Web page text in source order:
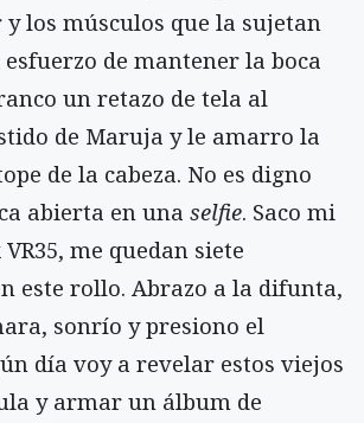
los músculos que la sujetan
de mantener la boca
un retazo de tela al
de Maruja y le amarro la
de la cabeza. No es digno
abierta en una selfie. Saco mi
me quedan siete
este rollo. Abrazo a la difunta,
sonrío y presiono el
día voy a revelar estos viejos
y armar un álbum de